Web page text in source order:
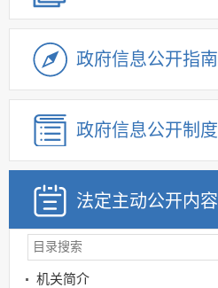
政府信息公开指南
政府信息公开制度
法定主动公开内容
机关简介